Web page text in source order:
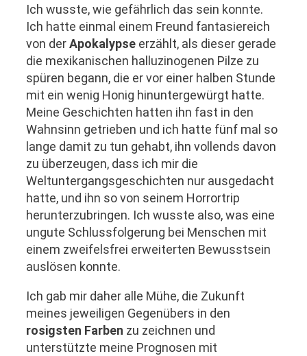
Ich wusste, wie gefährlich das sein konnte.
Ich hatte einmal einem Freund fantasiereich
von derApokalypse erzählt, als dieser gerade
die mexikanischen halluzinogenen Pilze zu
spüren begann, die er vor einer halben Stunde
mit ein wenig Honig hinuntergewürgt hatte.
Meine Geschichten hatten ihn fast in den
Wahnsinn getrieben und ich hatte fünf mal so
lange damit zu tun gehabt, ihn vollends davon
zu überzeugen, dass ich mir die
Weltuntergangsgeschichten nur ausgedacht
hatte, und ihn so von seinem Horrortrip
herunterzubringen. Ich wusste also, was eine
ungute Schlussfolgerung bei Menschen mit
einem zweifelsfrei erweiterten Bewusstsein
auslösen konnte.
Ich gab mir daher alle Mühe, die Zukunft
meines jeweiligen Gegenübers in den
rosigsten Farben zu zeichnen und
unterstützte meine Prognosen mit